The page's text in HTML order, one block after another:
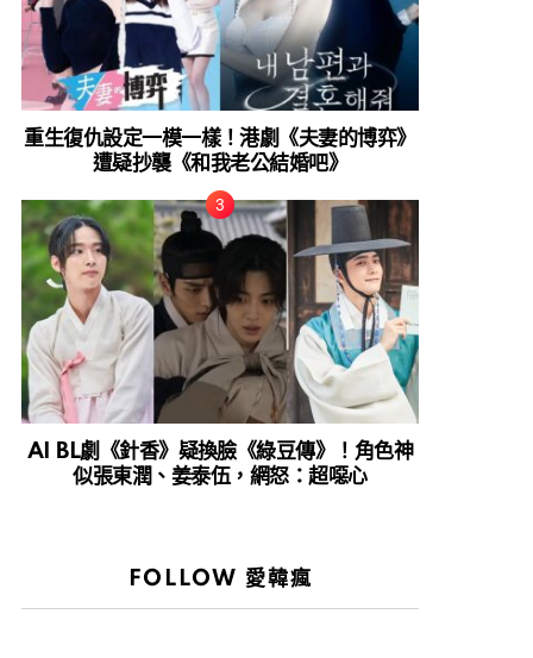
重生復仇設定一模一樣！港劇《夫妻的博弈》
遭疑抄襲《和我老公結婚吧》
AI BL劇《針香》疑換臉《綠豆傳》！角色神
似張東潤、姜泰伍，網怒：超噁心
FOLLOW 愛韓瘋